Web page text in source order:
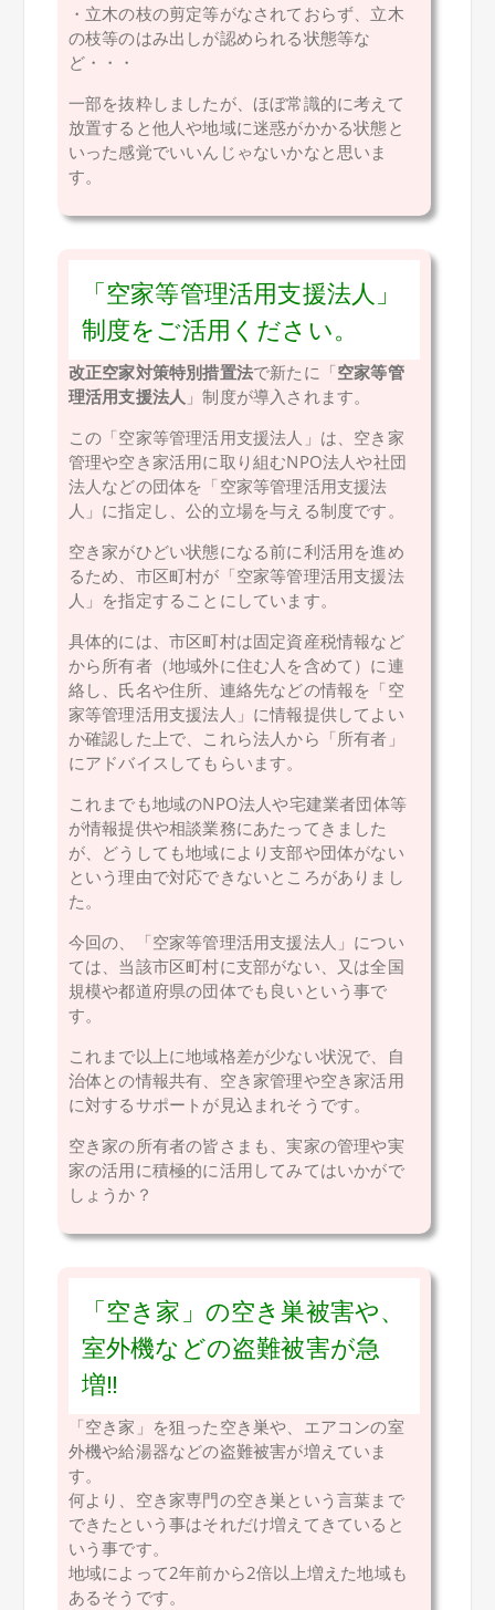
・立木の枝の剪定等がなされておらず、立木
の枝等のはみ出しが認められる状態等な
ど・・・
一部を抜粋しましたが、ほぼ常識的に考えて
放置すると他人や地域に迷惑がかかる状態と
いった感覚でいいんじゃないかなと思いま
す。
「空家等管理活用支援法人」
制度をご活用ください。
改正空家対策特別措置法で新たに「空家等管
理活用支援法人 」制度が導入されます。
この「空家等管理活用支援法人」は、空き家
管理や空き家活用に取り組むNPO法人や社団
法人などの団体を「空家等管理活用支援法
人」に指定し、公的立場を与える制度です。
空き家がひどい状態になる前に利活用を進め
るため、市区町村が「空家等管理活用支援法
人」を指定することにしています。
具体的には、市区町村は固定資産税情報など
から所有者（地域外に住む人を含めて）に連
絡し、氏名や住所、連絡先などの情報を「空
家等管理活用支援法人」に情報提供してよい
か確認した上で、これら法人から「所有者」
にアドバイスしてもらいます。
これまでも地域のNPO法人や宅建業者団体等
が情報提供や相談業務にあたってきました
が、どうしても地域により支部や団体がない
という理由で対応できないところがありまし
た。
今回の、「空家等管理活用支援法人」につい
ては、当該市区町村に支部がない、又は全国
規模や都道府県の団体でも良いという事で
す。
これまで以上に地域格差が少ない状況で、自
治体との情報共有、空き家管理や空き家活用
に対するサポートが見込まれそうです。
空き家の所有者の皆さまも、実家の管理や実
家の活用に積極的に活用してみてはいかがで
しょうか？
「空き家」の空き巣被害や、
室外機などの盗難被害が急
増‼
「空き家」を狙った空き巣や、エアコンの室
外機や給湯器などの盗難被害が増えていま
す。
何より、空き家専門の空き巣という言葉まで
できたという事はそれだけ増えてきていると
いう事です。
地域によって2年前から2倍以上増えた地域も
あるそうです。